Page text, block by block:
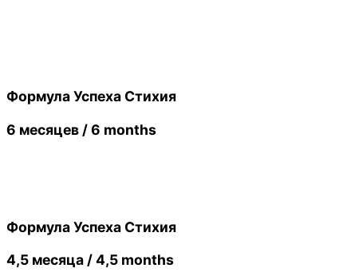
Формула Успеха Стихия
6 месяцев / 6 months
Формула Успеха Стихия
4,5 месяца / 4,5 months